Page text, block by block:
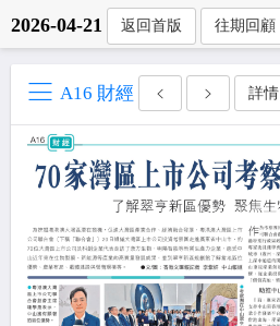
2026-04-21 返回首版 往期回顧
A16 財經 詳情